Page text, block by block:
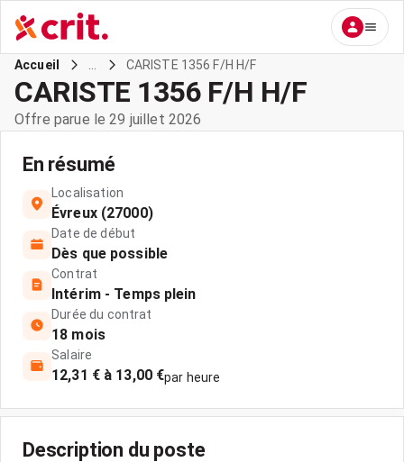
Accueil CARISTE 1356 F/H H/F
CARISTE 1356 F/H H/F
Offre parue le 29 juillet 2026
En résumé
Localisation
Évreux (27000)
Date de début
Dès que possible
Contrat
Intérim - Temps plein
Durée du contrat
18 mois
Salaire
12,31 € à 13,00 €par heure
Description du poste